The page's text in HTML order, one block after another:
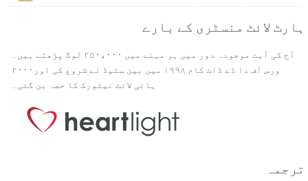
ہارٹ لائٹ منسٹری کے بارے
آج کی آیت موجودہ دور میں ہر مہنے میں ۲۵۰،۰۰۰ لوگ پڑھتے ہیں۔
ورس آف دا ڈے ڈاٹ کام ۱۹۹۸ میں بین سٹیڈ نے شروع کی اور۲۰۰۰
ہائی لائٹ نیٹورک کا حصہ بن گئی۔
ترجمہ